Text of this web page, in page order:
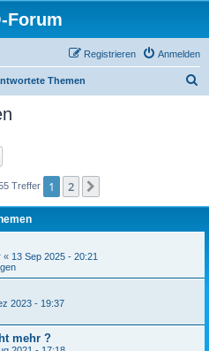
Forum
Anmelden
Registrieren
Themen
Treffer 1 2
« 13 Sep 2025 - 20:21
2023 - 19:37
mehr ?